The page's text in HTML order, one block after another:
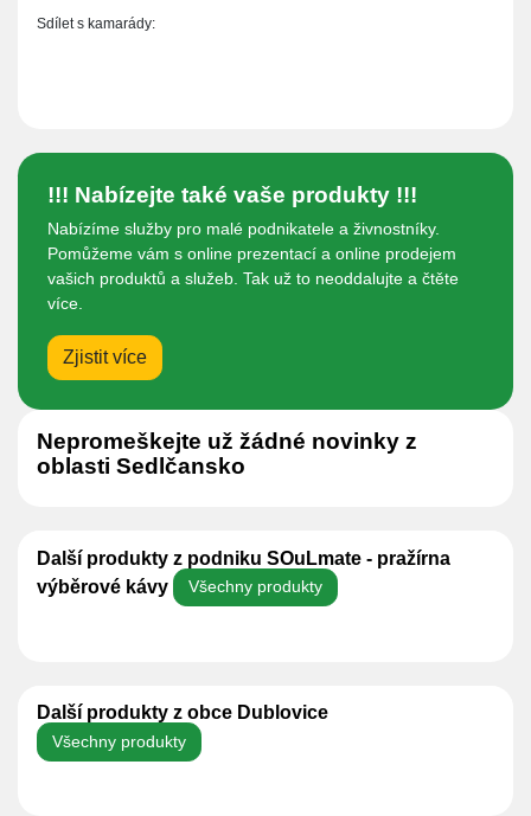
Sdílet s kamarády:
!!! Nabízejte také vaše produkty !!!
Nabízíme služby pro malé podnikatele a živnostníky.
Pomůžeme vám s online prezentací a online prodejem
vašich produktů a služeb. Tak už to neoddalujte a čtěte
více.
Zjistit více
Nepromeškejte už žádné novinky z
oblasti Sedlčansko
Další produkty z podniku SOuLmate - pražírna
výběrové kávy
Všechny produkty
Další produkty z obce Dublovice
Všechny produkty